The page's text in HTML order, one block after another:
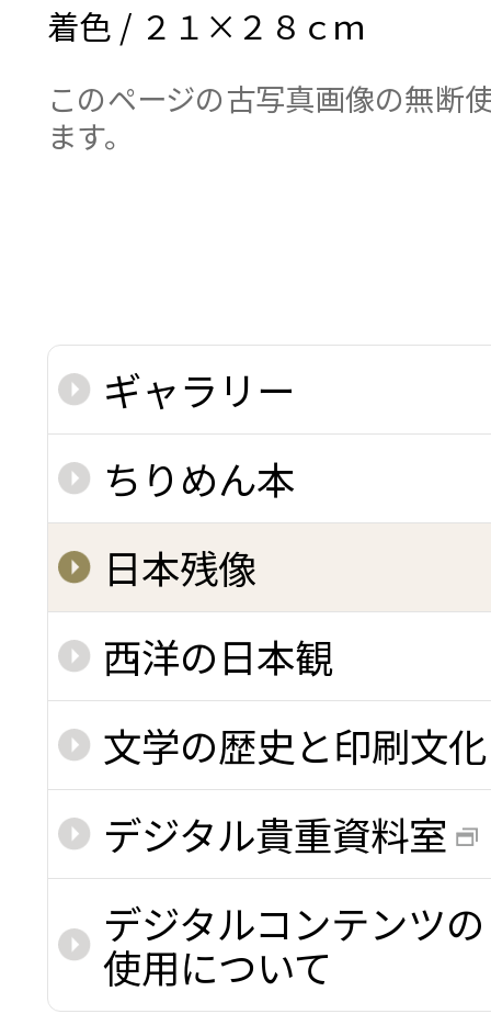
着色 / ２１×２８ｃｍ
このページの古写真画像の無断
ます。
ギャラリー
ちりめん本
日本残像
西洋の日本観
文学の歴史と印刷文化
デジタル貴重資料室
デジタルコンテンツの
使用について